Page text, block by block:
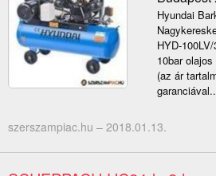
Hyundai
HYD-
10bar
(az ár
szerszampiac.hu – 2018.01.13.